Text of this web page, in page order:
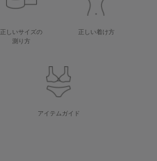
正しいサイズの
測り方
正しい着け方
アイテムガイド